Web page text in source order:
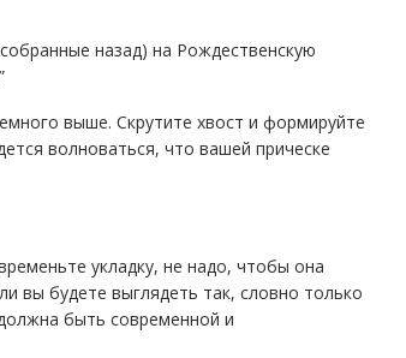
назад) на Рождественскую
выше. Скрутите хвост и формируйте
волноваться, что вашей прическе
укладку, не надо, чтобы она
вы будете выглядеть так, словно только
быть современной и